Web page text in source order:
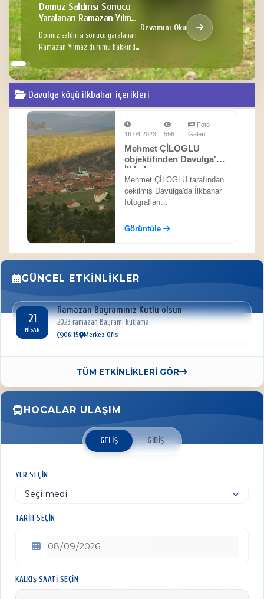
Domuz Saldırısı Sonucu
Yaralanan Ramazan Yılmaz
Hakkında
Domuz saldırısı sonucu yaralanan
Ramazan Yılmaz durumu hakkında
Devamını Oku
Davulga köyü ilkbahar içerikleri
16.04.2023 596
Foto
Galeri
Mehmet ÇİLOGLU
objektifinden Davulga'da
İlkbahar
Mehmet ÇİLOGLU tarafından
çekilmiş Davulga'da İlkbahar
fotografları...
Görüntüle
GÜNCEL ETKINLIKLER
21
NISAN
Ramazan Bayramınız Kutlu olsun
2023 ramazan Bayramı kutlama
06:15 Merkez Ofis
TÜM ETKİNLİKLERİ GÖR
HOCALAR ULAŞIM
GELIŞ GIDIŞ
YER SEÇIN
TARIH SEÇIN
KALKIŞ SAATI SEÇIN